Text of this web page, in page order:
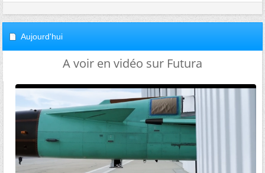
Aujourd'hui
A voir en vidéo sur Futura